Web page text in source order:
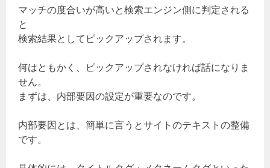
マッチの度合いが高いと検索エンジン側に判定される
と
検索結果としてピックアップされます。
何はともかく、ピックアップされなければ話になりま
せん。
まずは、内部要因の設定が重要なのです。
内部要因とは、簡単に言うとサイトのテキストの整備
です。